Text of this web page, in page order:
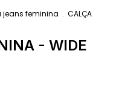
jeans feminina . CALÇA
- WIDE